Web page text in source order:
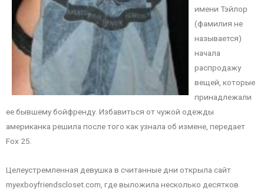
имени Тэйлор
(фамилия не
называется)
начала
распродажу
вещей, которые
принадлежали
ее бывшему бойфренду. Избавиться от чужой одежды
американка решила после того как узнала об измене, передает
Fox 25.
Целеустремленная девушка в считанные дни открыла сайт
myexboyfriendscloset.com, где выложила несколько десятков